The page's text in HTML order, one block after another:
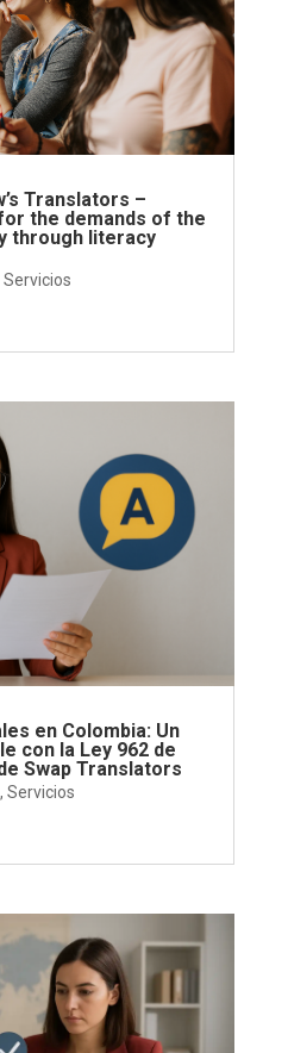
Translators –
the demands of the
through literacy
Servicios
en Colombia: Un
con la Ley 962 de
Swap Translators
, Servicios